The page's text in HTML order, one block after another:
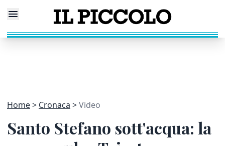
Home Cronaca Video
Santo Stefano sott'acqua: la